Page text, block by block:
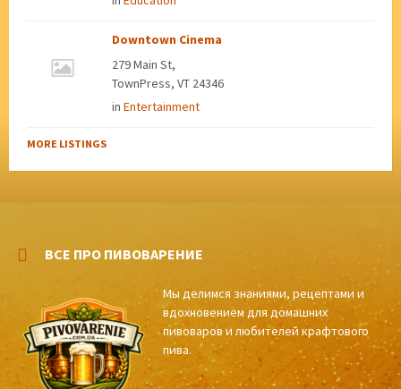
Downtown Cinema
279 Main St,
TownPress, VT 24346
in Entertainment
MORE LISTINGS
ВСЕ ПРО ПИВОВАРЕНИЕ
Мы делимся знаниями, рецептами и
вдохновением для домашних
пивоваров и любителей крафтового
пива.